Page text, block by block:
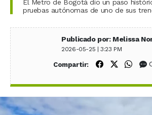
El Metro de Bogotá dio un paso
pruebas autónomas de uno de sus
Publicado por: Melissa
2026-05-25 | 3:23 PM
Compartir: Compartir en